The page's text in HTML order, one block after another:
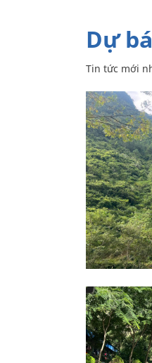
dự
Tin tức mới